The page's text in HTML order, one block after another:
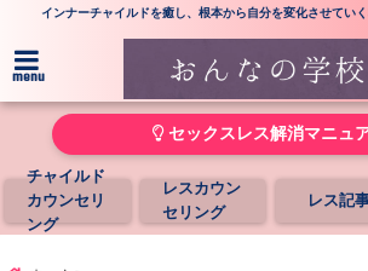
インナーチャイルドを癒し、根本から自分を変化させてい
menu
セックスレス解消マニュ
チャイルド
カウンセリ
ング
レスカウン
セリング
レス記